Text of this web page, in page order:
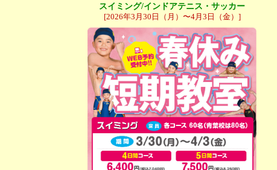
スイミング/インドアテニス・サッカー
[2026年3月30日（月）〜4月3日（金）]